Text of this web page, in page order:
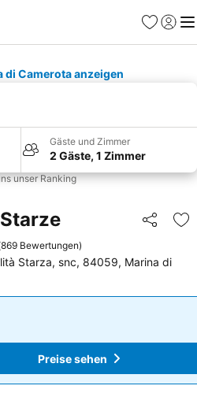
Favoriten
di Camerota anzeigen
Gäste und Zimmer
2 Gäste, 1 Zimmer
unser Ranking
Teilen
869 Bewertungen)
Starza, snc, 84059, Marina di
sehenPreise sehen